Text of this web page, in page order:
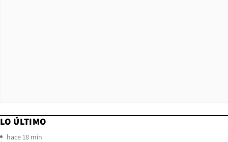
LO ÚLTIMO
hace 18 min